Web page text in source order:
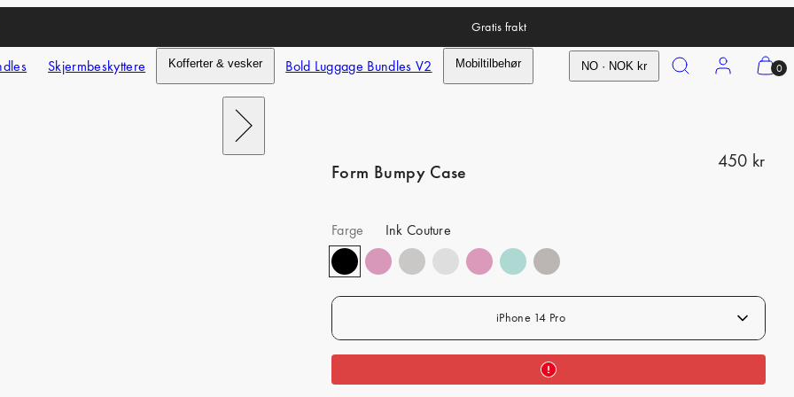
Gratis frakt
Skjermbeskyttere Kofferter & vesker Bold Luggage Bundles V2 Mobiltilbehør NO · NOK kr Search Account
View 0
Next
Form Bumpy Case
R
a
p
r
450 kr
Farge
Ink Couture
iPhone 14 Pro